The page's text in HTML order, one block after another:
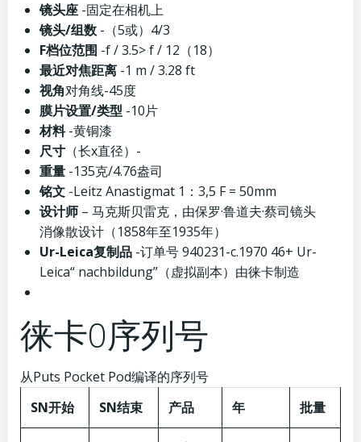
镜头座 -固定在相机上
镜头/组数 -（5或）4/3
F档位范围 -f / 3.5> f / 12（18）
最近对焦距离 -1 m / 3.28 ft
视角对角线-45度
膜片设置/类型 -10片
材料-黄铜漆
尺寸 （长x直径）-
重量 -135克/4.76盎司
铭文 -Leitz Anastigmat 1：3,5 F = 50mm
设计师 – 马克斯贝雷克，由保罗·鲁道夫·蔡司镜头
消像散设计（1858年至1935年）
Ur-Leica复制品 -订单号 940231-c.1970 46+ Ur-
Leica“ nachbildung”（虚拟副本）由徕卡制造
徕卡0序列号
从Puts Pocket Pod编译的序列号
SN开始
SN结束 产品 年 批量